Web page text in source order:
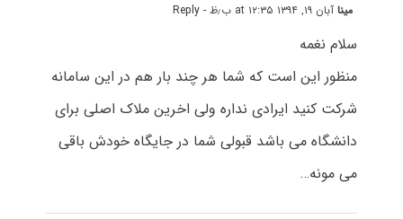
میناآبان ۱۹, ۱۳۹۴ at ۱۲:۳۵ ب٫ظ - Reply
سلام نغمه
منظور این است که شما هر چند بار هم در این سامانه
شرکت کنید ایرادی نداره ولی اخرین ملاک اصلی برای
دانشگاه می باشد قبولی شما در جایگاه خودش باقی
می مونه…